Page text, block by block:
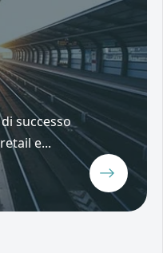
successo
e...